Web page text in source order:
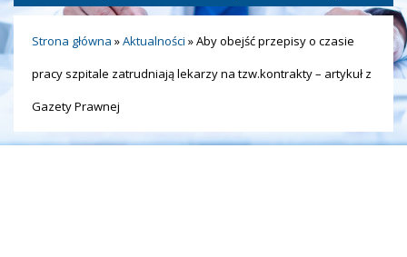
Strona główna »Aktualności »Aby obejść przepisy o czasie
pracy szpitale zatrudniają lekarzy na tzw.kontrakty – artykuł z
Gazety Prawnej